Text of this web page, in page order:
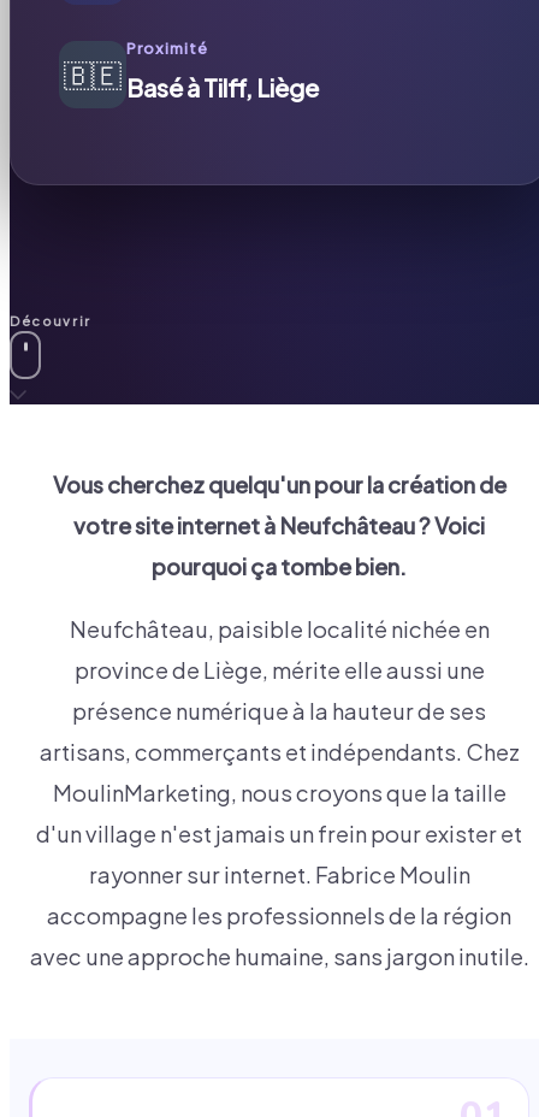
🇧🇪
Proximité
Basé à Tilff, Liège
Découvrir
Vous cherchez quelqu'un pour la création de
votre site internet à Neufchâteau? Voici
pourquoi ça tombe bien.
Neufchâteau, paisible localité nichée en
province de Liège, mérite elle aussi une
présence numérique à la hauteur de ses
artisans, commerçants et indépendants. Chez
MoulinMarketing, nous croyons que la taille
d'un village n'est jamais un frein pour exister et
rayonner sur internet. Fabrice Moulin
accompagne les professionnels de la région
avec une approche humaine, sans jargon inutile.